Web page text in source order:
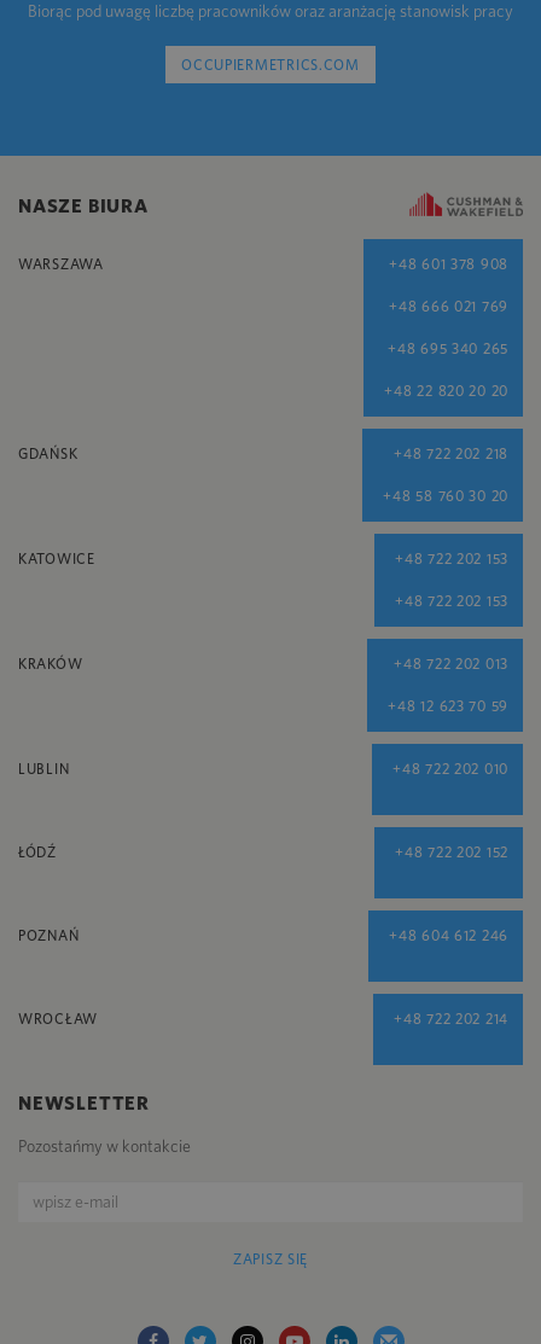
Biorąc pod uwagę liczbę pracowników oraz aranżację stanowisk pracy
OCCUPIERMETRICS.COM
NASZE BIURA
WARSZAWA +48 601 378 908
+48 666 021 769
+48 695 340 265
+48 22 820 20 20
GDAŃSK +48 722 202 218
+48 58 760 30 20
KATOWICE +48 722 202 153
+48 722 202 153
KRAKÓW +48 722 202 013
+48 12 623 70 59
LUBLIN +48 722 202 010
ŁÓDŹ +48 722 202 152
POZNAŃ +48 604 612 246
WROCŁAW +48 722 202 214
NEWSLETTER
Pozostańmy w kontakcie
ZAPISZ SIĘ